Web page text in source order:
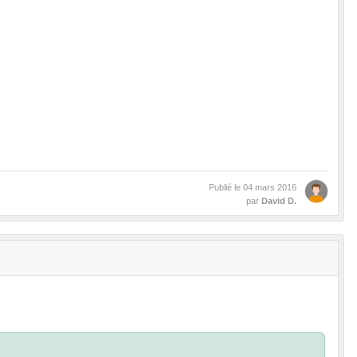
Publié le 04 mars 2016
par David D.